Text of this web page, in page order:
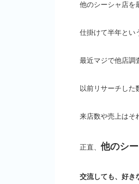
他のシーシャ店を
仕掛けて半年とい
最近マジで他店調
以前リサーチした
来店数や売上はそ
正直、 他のシ
交流しても、好き